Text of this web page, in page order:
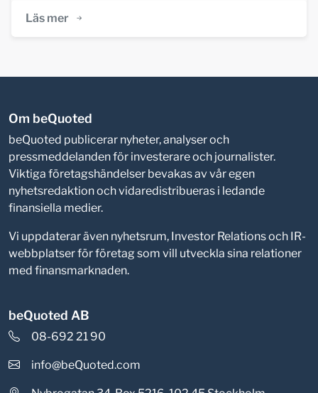
Läs mer
Om beQuoted
beQuoted publicerar nyheter, analyser och
pressmeddelanden för investerare och journalister.
Viktiga företagshändelser bevakas av vår egen
nyhetsredaktion och vidaredistribueras i ledande
finansiella medier.
Vi uppdaterar även nyhetsrum, Investor Relations och IR-
webbplatser för företag som vill utveckla sina relationer
med finansmarknaden.
beQuoted AB
08-692 21 90
info@beQuoted.com